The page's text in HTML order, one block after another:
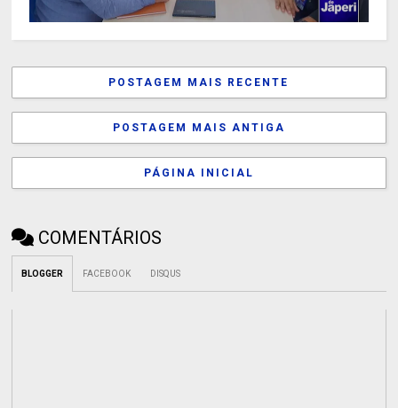
POSTAGEM MAIS RECENTE
POSTAGEM MAIS ANTIGA
PÁGINA INICIAL
COMENTÁRIOS
BLOGGER FACEBOOK DISQUS